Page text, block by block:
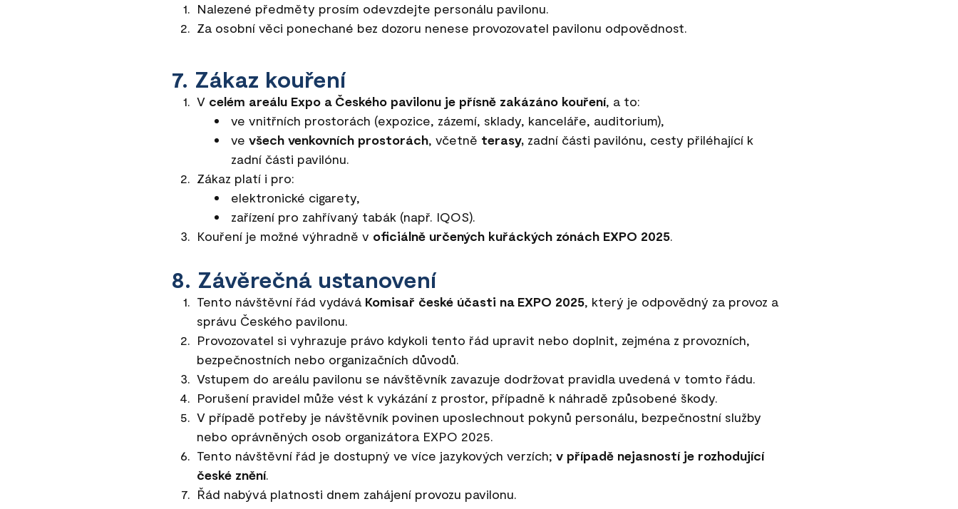
Nalezené předměty prosím odevzdejte personálu pavilonu.
Za osobní věci ponechané bez dozoru nenese provozovatel pavilonu odpovědnost.
7. Zákaz kouření
V celém areálu Expo a Českého pavilonu je přísně zakázáno kouření, a to:
ve vnitřních prostorách (expozice, zázemí, sklady, kanceláře, auditorium),
ve všech venkovních prostorách, včetně terasy, zadní části pavilónu, cesty přiléhající k
zadní části pavilónu.
Zákaz platí i pro:
elektronické cigarety,
zařízení pro zahřívaný tabák (např. IQOS).
Kouření je možné výhradně v oficiálně určených kuřáckých zónách EXPO 2025.
8. Závěrečná ustanovení
Tento návštěvní řád vydává Komisař české účasti na EXPO 2025, který je odpovědný za provoz a
správu Českého pavilonu.
Provozovatel si vyhrazuje právo kdykoli tento řád upravit nebo doplnit, zejména z provozních,
bezpečnostních nebo organizačních důvodů.
Vstupem do areálu pavilonu se návštěvník zavazuje dodržovat pravidla uvedená v tomto řádu.
Porušení pravidel může vést k vykázání z prostor, případně k náhradě způsobené škody.
V případě potřeby je návštěvník povinen uposlechnout pokynů personálu, bezpečnostní služby
nebo oprávněných osob organizátora EXPO 2025.
Tento návštěvní řád je dostupný ve více jazykových verzích; v případě nejasností je rozhodující
české znění.
Řád nabývá platnosti dnem zahájení provozu pavilonu.